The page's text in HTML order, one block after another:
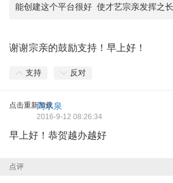
能创建这个平台很好 使才艺宗亲发挥之
谢谢宗亲的鼓励支持！早上好！
支持 反对
点击重新加载
周水泉
2016-9-12 08:26:34
早上好！恭贺越办越好
点评